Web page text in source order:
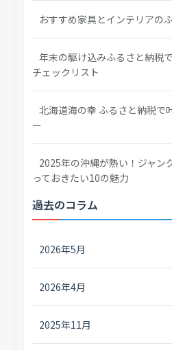
おすすめ家具とインテリアの
年末の駆け込みふるさと納税
チェックリスト
北海道海の幸 ふるさと納税で
ー
2025年の沖縄が熱い！ジャン
っておきたい10の魅力
過去のコラム
2026年5月
2026年4月
2025年11月